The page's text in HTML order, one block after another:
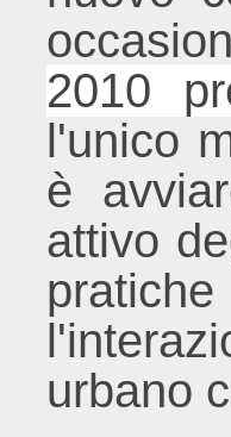
2010
l'unico
è
attivo
urbano